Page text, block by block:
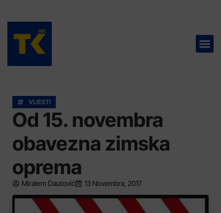
VIJESTI
Od 15. novembra
obavezna zimska
oprema
Miralem Dautović 13 Novembra, 2017